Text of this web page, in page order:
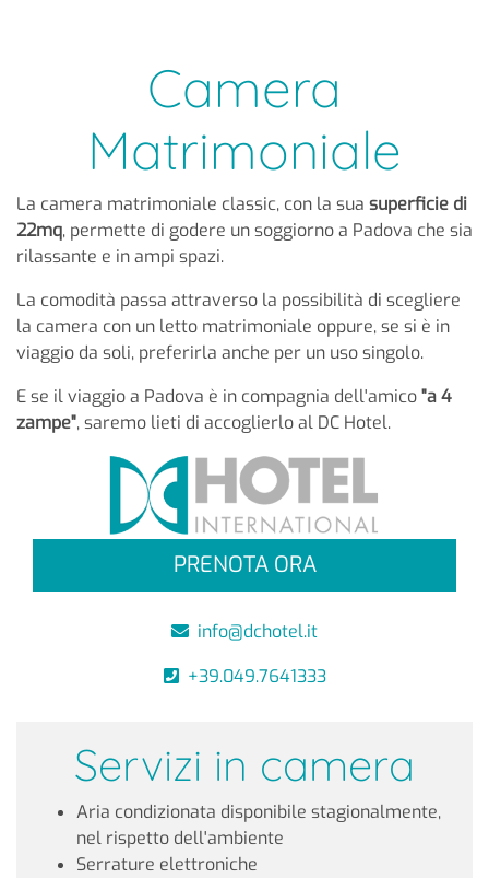
Camera
Matrimoniale
La camera matrimoniale classic, con la sua superficie di
22mq, permette di godere un soggiorno a Padova che sia
rilassante e in ampi spazi.
La comodità passa attraverso la possibilità di scegliere
la camera con un letto matrimoniale oppure, se si è in
viaggio da soli, preferirla anche per un uso singolo.
E se il viaggio a Padova è in compagnia dell'amico"a 4
zampe", saremo lieti di accoglierlo al DC Hotel.
PRENOTA ORA
info@dchotel.it
+39.049.7641333
Servizi in camera
Aria condizionata disponibile stagionalmente,
nel rispetto dell'ambiente
Serrature elettroniche